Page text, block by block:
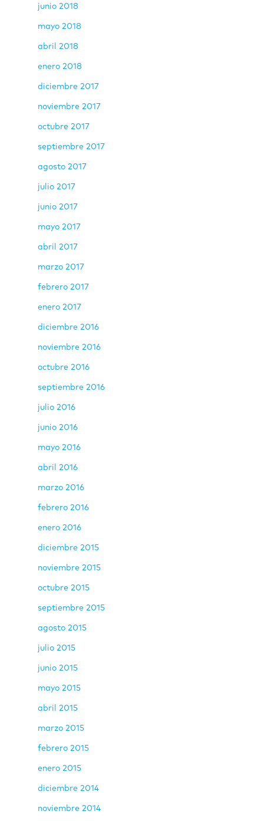
junio 2018
mayo 2018
abril 2018
enero 2018
diciembre 2017
noviembre 2017
octubre 2017
septiembre 2017
agosto 2017
julio 2017
junio 2017
mayo 2017
abril 2017
marzo 2017
febrero 2017
enero 2017
diciembre 2016
noviembre 2016
octubre 2016
septiembre 2016
julio 2016
junio 2016
mayo 2016
abril 2016
marzo 2016
febrero 2016
enero 2016
diciembre 2015
noviembre 2015
octubre 2015
septiembre 2015
agosto 2015
julio 2015
junio 2015
mayo 2015
abril 2015
marzo 2015
febrero 2015
enero 2015
diciembre 2014
noviembre 2014